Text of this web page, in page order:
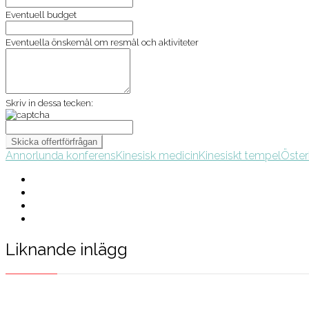
Eventuell budget
Eventuella önskemål om resmål och aktiviteter
Skriv in dessa tecken:
Annorlunda konferensKinesisk medicinKinesiskt tempel
Liknande inlägg